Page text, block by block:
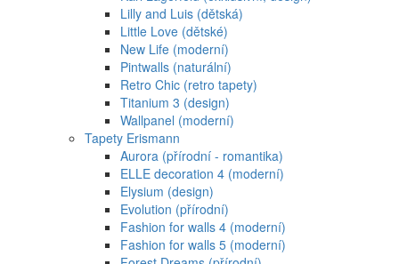
Lilly and Luis (dětská)
Little Love (dětské)
New Life (moderní)
Pintwalls (naturální)
Retro Chic (retro tapety)
Titanium 3 (design)
Wallpanel (moderní)
Tapety Erismann
Aurora (přírodní - romantika)
ELLE decoration 4 (moderní)
Elysium (design)
Evolution (přírodní)
Fashion for walls 4 (moderní)
Fashion for walls 5 (moderní)